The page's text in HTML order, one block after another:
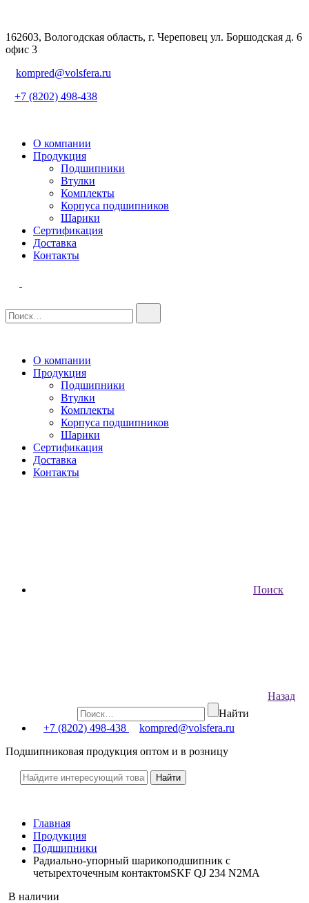
162603, Вологодская область, г. Череповец ул. Боршодская д. 6
офис 3
kompred@volsfera.ru
+7 (8202) 498-438
О компании
Продукция
Подшипники
Втулки
Комплекты
Корпуса подшипников
Шарики
Сертификация
Доставка
Контакты
О компании
Продукция
Подшипники
Втулки
Комплекты
Корпуса подшипников
Шарики
Сертификация
Доставка
Контакты
Поиск
Назад
Найти
+7 (8202) 498-438
kompred@volsfera.ru
Подшипниковая продукция оптом и в розницу
Главная
Продукция
Подшипники
Радиально-упорный шарикоподшипник с
четырехточечным контактомSKF QJ 234 N2MA
В наличии